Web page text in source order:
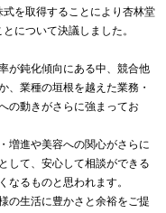
を取得することにより杏林堂
について決議しました。
が鈍化傾向にある中、競合他
、業種の垣根を越えた業務・
の動きがさらに強まってお
増進や美容への関心がさらに
して、安心して相談ができる
なるものと思われます。
の生活に豊かさと余裕をご提